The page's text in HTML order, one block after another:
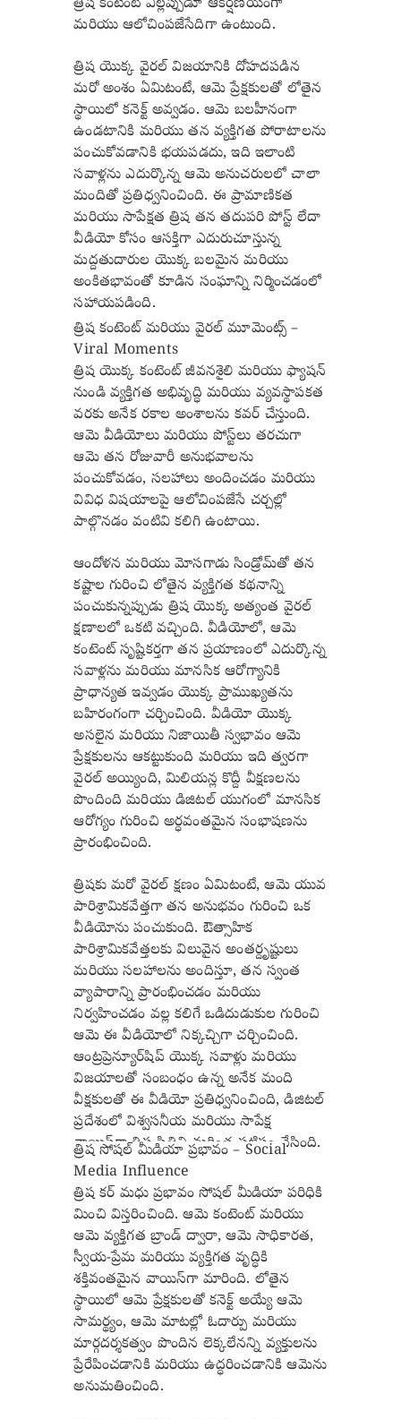
త్రిష కంటెంట్ ఎల్లప్పుడూ ఆకర్షణీయంగా
మరియు ఆలోచింపజేసేదిగా ఉంటుంది.
త్రిష యొక్క వైరల్ విజయానికి దోహదపడిన
మరో అంశం ఏమిటంటే, ఆమె ప్రేక్షకులతో లోతైన
స్థాయిలో కనెక్ట్ అవ్వడం. ఆమె బలహీనంగా
ఉండటానికి మరియు తన వ్యక్తిగత పోరాటాలను
పంచుకోవడానికి భయపడదు, ఇది ఇలాంటి
సవాళ్లను ఎదుర్కొన్న ఆమె అనుచరులలో చాలా
మందితో ప్రతిధ్వనించింది. ఈ ప్రామాణికత
మరియు సాపేక్షత త్రిష తన తదుపరి పోస్ట్ లేదా
వీడియో కోసం ఆసక్తిగా ఎదురుచూస్తున్న
మద్దతుదారుల యొక్క బలమైన మరియు
అంకితభావంతో కూడిన సంఘాన్ని నిర్మించడంలో
సహాయపడింది.
త్రిష కంటెంట్ మరియు వైరల్ మూమెంట్స్ –
Viral Moments
త్రిష యొక్క కంటెంట్ జీవనశైలి మరియు ఫ్యాషన్
నుండి వ్యక్తిగత అభివృద్ధి మరియు వ్యవస్థాపకత
వరకు అనేక రకాల అంశాలను కవర్ చేస్తుంది.
ఆమె వీడియోలు మరియు పోస్ట్‌లు తరచుగా
ఆమె తన రోజువారీ అనుభవాలను
పంచుకోవడం, సలహాలు అందించడం మరియు
వివిధ విషయాలపై ఆలోచింపజేసే చర్చల్లో
పాల్గొనడం వంటివి కలిగి ఉంటాయి.
ఆందోళన మరియు మోసగాడు సిండ్రోమ్‌తో తన
కష్టాల గురించి లోతైన వ్యక్తిగత కథనాన్ని
పంచుకున్నప్పుడు త్రిష యొక్క అత్యంత వైరల్
క్షణాలలో ఒకటి వచ్చింది. వీడియోలో, ఆమె
కంటెంట్ సృష్టికర్తగా తన ప్రయాణంలో ఎదుర్కొన్న
సవాళ్లను మరియు మానసిక ఆరోగ్యానికి
ప్రాధాన్యత ఇవ్వడం యొక్క ప్రాముఖ్యతను
బహిరంగంగా చర్చించింది. వీడియో యొక్క
అసలైన మరియు నిజాయితీ స్వభావం ఆమె
ప్రేక్షకులను ఆకట్టుకుంది మరియు ఇది త్వరగా
వైరల్ అయ్యింది, మిలియన్ల కొద్దీ వీక్షణలను
పొందింది మరియు డిజిటల్ యుగంలో మానసిక
ఆరోగ్యం గురించి అర్ధవంతమైన సంభాషణను
ప్రారంభించింది.
త్రిషకు మరో వైరల్ క్షణం ఏమిటంటే, ఆమె యువ
పారిశ్రామికవేత్తగా తన అనుభవం గురించి ఒక
వీడియోను పంచుకుంది. ఔత్సాహిక
పారిశ్రామికవేత్తలకు విలువైన అంతర్దృష్టులు
మరియు సలహాలను అందిస్తూ, తన స్వంత
వ్యాపారాన్ని ప్రారంభించడం మరియు
నిర్వహించడం వల్ల కలిగే ఒడిదుడుకుల గురించి
ఆమె ఈ వీడియోలో నిక్కచ్చిగా చర్చించింది.
ఆంట్రప్రెన్యూర్‌షిప్ యొక్క సవాళ్లు మరియు
విజయాలతో సంబంధం ఉన్న అనేక మంది
వీక్షకులతో ఈ వీడియో ప్రతిధ్వనించింది, డిజిటల్
ప్రదేశంలో విశ్వసనీయ మరియు సాపేక్ష
వాయిస్‌గా త్రిష స్థితిని మరింత పటిష్టం చేసింది.
త్రిషసోషల్ మీడియా ప్రభావం – Social
Media Influence
త్రిష కర్ మధు ప్రభావం సోషల్ మీడియా పరిధికి
మించి విస్తరించింది. ఆమె కంటెంట్ మరియు
ఆమె వ్యక్తిగత బ్రాండ్ ద్వారా, ఆమె సాధికారత,
స్వీయ-ప్రేమ మరియు వ్యక్తిగత వృద్ధికి
శక్తివంతమైన వాయిస్‌గా మారింది. లోతైన
స్థాయిలో ఆమె ప్రేక్షకులతో కనెక్ట్ అయ్యే ఆమె
సామర్థ్యం, ఆమె మాటల్లో ఓదార్పు మరియు
మార్గదర్శకత్వం పొందిన లెక్కలేనన్ని వ్యక్తులను
ప్రేరేపించడానికి మరియు ఉద్ధరించడానికి ఆమెను
అనుమతించింది.